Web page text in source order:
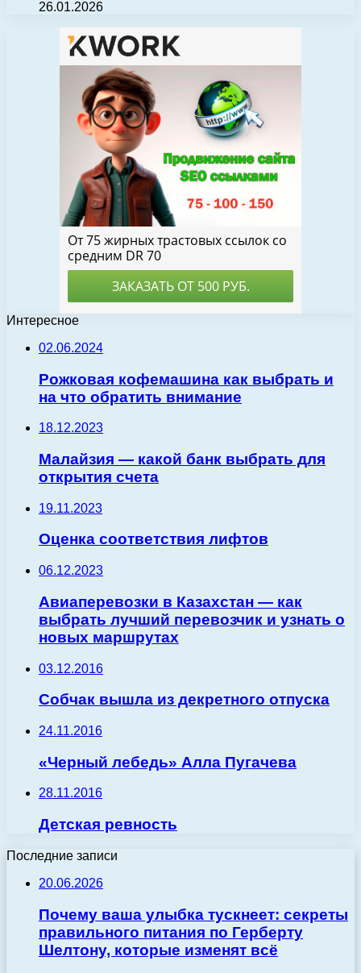
26.01.2026
Интересное
02.06.2024
Рожковая кофемашина как выбрать и
на что обратить внимание
18.12.2023
Малайзия — какой банк выбрать для
открытия счета
19.11.2023
Оценка соответствия лифтов
06.12.2023
Авиаперевозки в Казахстан — как
выбрать лучший перевозчик и узнать о
новых маршрутах
03.12.2016
Собчак вышла из декретного отпуска
24.11.2016
«Черный лебедь» Алла Пугачева
28.11.2016
Детская ревность
Последние записи
20.06.2026
Почему ваша улыбка тускнеет: секреты
правильного питания по Герберту
Шелтону, которые изменят всё